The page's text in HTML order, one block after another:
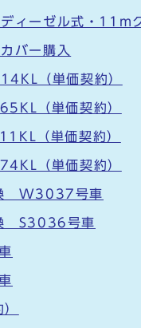
ィーゼル式・
バー購入
（単価契約）
（単価契約）
（単価契約）
（単価契約）
換 W3037号車
換 S3036号車